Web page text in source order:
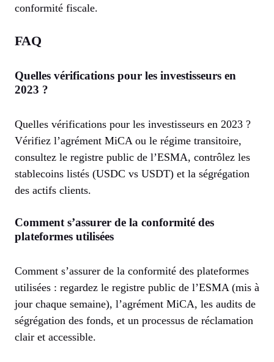
conformité fiscale.
FAQ
Quelles vérifications pour les investisseurs en
2023 ?
Quelles vérifications pour les investisseurs en 2023 ?
Vérifiez l’agrément MiCA ou le régime transitoire,
consultez le registre public de l’ESMA, contrôlez les
stablecoins listés (USDC vs USDT) et la ségrégation
des actifs clients.
Comment s’assurer de la conformité des
plateformes utilisées
Comment s’assurer de la conformité des plateformes
utilisées : regardez le registre public de l’ESMA (mis à
jour chaque semaine), l’agrément MiCA, les audits de
ségrégation des fonds, et un processus de réclamation
clair et accessible.